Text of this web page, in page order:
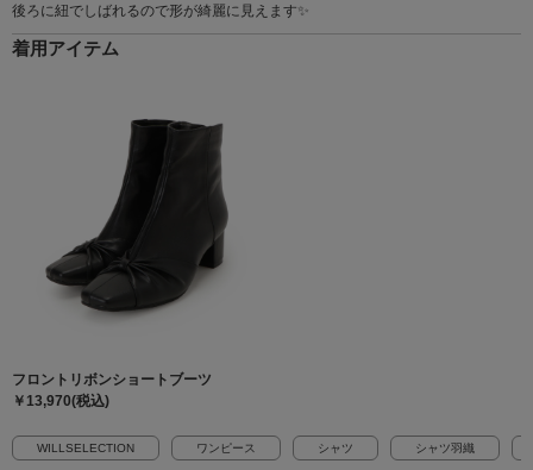
後ろに紐でしばれるので形が綺麗に見えます✨️
着用アイテム
フロントリボンショートブーツ
￥13,970(税込)
WILLSELECTION ワンピース シャツ シャツ羽織